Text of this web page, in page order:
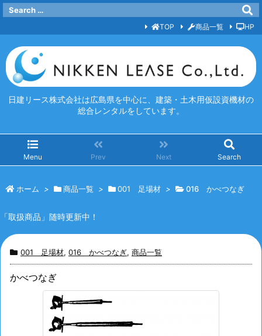
日建リース株式会社は広島県を中心に、建築・土木用仮設資機材の
総合レンタルをしています。
Menu Prev Next Search
TOP 商品一覧 HP
ホーム > 商品一覧 > 001 足場材 > 016 かべつなぎ
「取扱商品」随時更新中！
001 足場材, 016 かべつなぎ, 商品一覧
かべつなぎ